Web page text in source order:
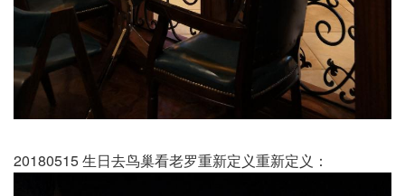
20180515 生日去鸟巢看老罗重新定义重新定义：